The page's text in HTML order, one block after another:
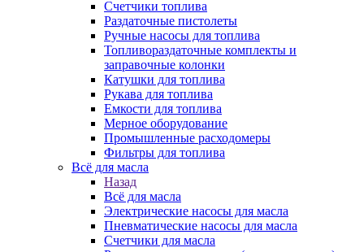
Счетчики топлива
Раздаточные пистолеты
Ручные насосы для топлива
Топливораздаточные комплекты и
заправочные колонки
Катушки для топлива
Рукава для топлива
Емкости для топлива
Мерное оборудование
Промышленные расходомеры
Фильтры для топлива
Всё для масла
Назад
Всё для масла
Электрические насосы для масла
Пневматические насосы для масла
Счетчики для масла